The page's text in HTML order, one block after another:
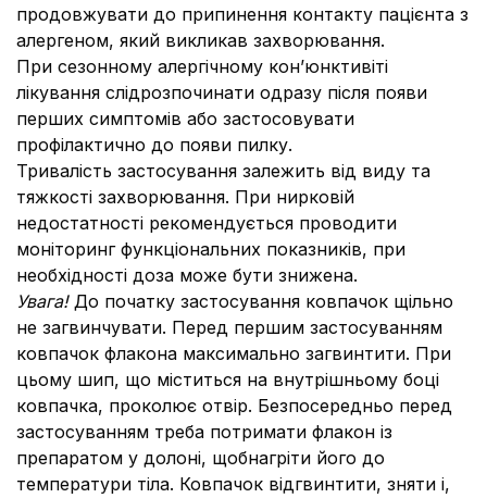
продовжувати до припинення контакту пацієнта з
алергеном, який викликав захворювання.
При сезонному алергічному кон’юнктивіті
лікування слідрозпочинати одразу після появи
перших симптомів або застосовувати
профілактично до появи пилку.
Тривалість застосування залежить від виду та
тяжкості захворювання. При нирковій
недостатності рекомендується проводити
моніторинг функціональних показників, при
необхідності доза може бути знижена.
Увага! До початку застосування ковпачок щільно
не загвинчувати. Перед першим застосуванням
ковпачок флакона максимально загвинтити. При
цьому шип, що міститься на внутрішньому боці
ковпачка, проколює отвір. Безпосередньо перед
застосуванням треба потримати флакон із
препаратом у долоні, щобнагріти його до
температури тіла. Ковпачок відгвинтити, зняти і,